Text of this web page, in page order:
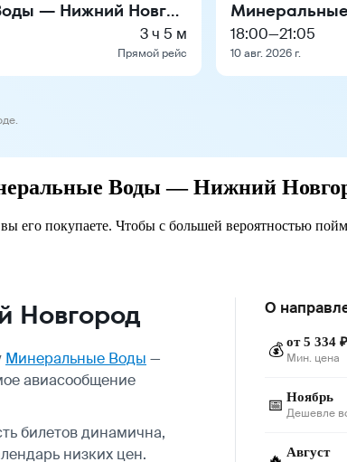
Минеральные Воды — Нижний Новгород
3 ч 5 м
Прямой рейс
18:00—21:05
10 авг. 2026 г.
Воды — Нижний
покупаете. Чтобы с большей вероятностью
Новгород
Минеральные Воды —
авиасообщение
билетов динамична,
низких цен.
О
💰 от 5 334 ₽
Мин. цена
📅 Ноябрь
Дешевле
Август